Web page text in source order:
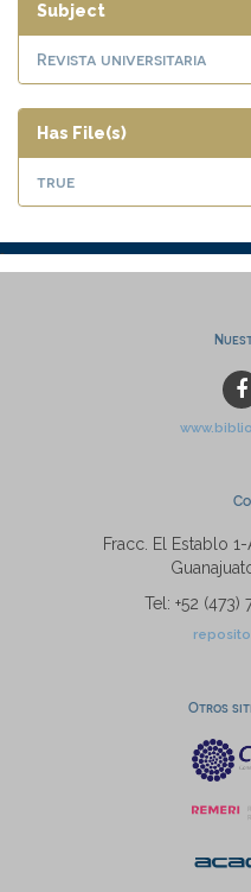
Subject
Revista universitaria
Has File(s)
true
Fracc. El Establo
Tel: +52 (473)
Otros